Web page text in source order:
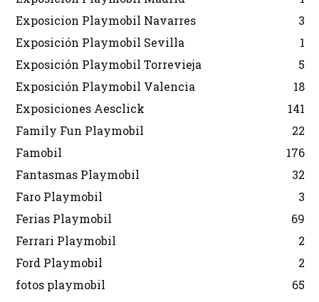
Exposicion Playmobil Navarres
3
Exposición Playmobil Sevilla
1
Exposición Playmobil Torrevieja
5
Exposición Playmobil Valencia
18
Exposiciones Aesclick
141
Family Fun Playmobil
22
Famobil
176
Fantasmas Playmobil
32
Faro Playmobil
3
Ferias Playmobil
69
Ferrari Playmobil
2
Ford Playmobil
2
fotos playmobil
65